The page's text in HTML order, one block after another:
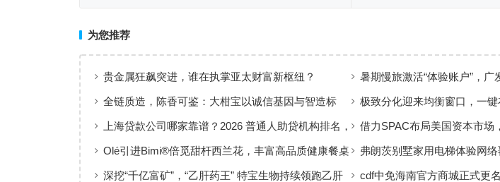
为您推荐
贵金属狂飙突进，谁在执掌亚太财富新枢纽？
暑期慢旅激活“体验账户”，
出行添彩
全链质造，陈香可鉴：大柑宝以诚信基因与智造标
准，定义新会陈皮高质量发展
极致分化迎来均衡窗口，一
ETF华夏火热开售
上海贷款公司哪家靠谱？2026 普通人助贷机构排名，
工薪族借钱选择指南
借力SPAC布局美国资本市场
菌黄金赛道
Olé引进Bimi®倍觅甜杆西兰花，丰富高品质健康餐桌
新选择
弗朗茨别墅家用电梯体验网
何实现高效服务响应
深挖“千亿富矿”，“乙肝药王” 特宝生物持续领跑乙肝
cdf中免海南官方商城正式更